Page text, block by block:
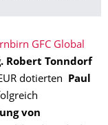
GFC Global
Robert Tonndorf
dotierten Paul
von